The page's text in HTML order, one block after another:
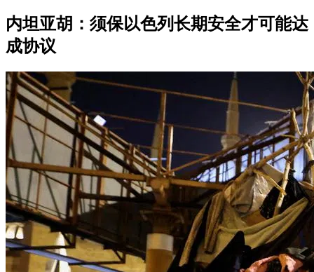
内坦亚胡：须保以色列长期安全才可能达
成协议